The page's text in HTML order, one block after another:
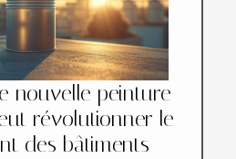
nouvelle peinture
révolutionner le
des bâtiments